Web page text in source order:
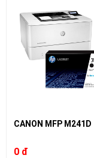
CANON MFP M241D
0 đ